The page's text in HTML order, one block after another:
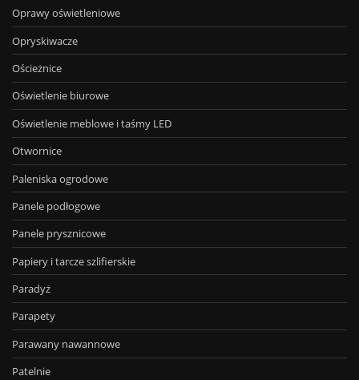
Oprawy oświetleniowe
Opryskiwacze
Ościeżnice
Oświetlenie biurowe
Oświetlenie meblowe i taśmy LED
Otwornice
Paleniska ogrodowe
Panele podłogowe
Panele prysznicowe
Papiery i tarcze szlifierskie
Paradyż
Parapety
Parawany nawannowe
Patelnie